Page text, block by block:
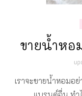
ขายน้ำหอ
เราจะขายน้ำหอมอ